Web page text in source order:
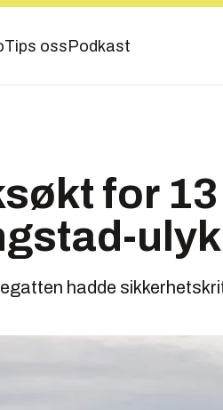
Tips oss Podkast
for
hadde